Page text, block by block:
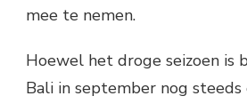
mee te nemen.
Hoewel het droge seizoen is
Bali in september nog steeds